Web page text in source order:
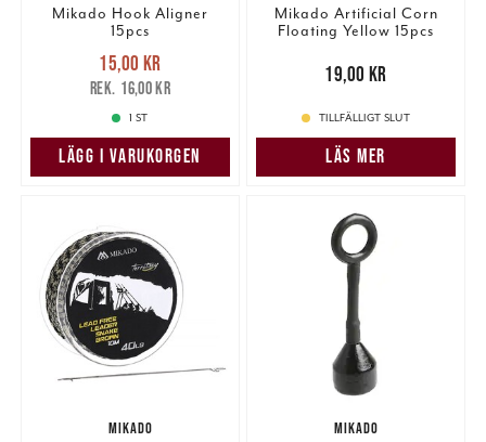
Mikado Hook Aligner
15pcs
Nuvarande pris
15,00 krTidigare pris
16,00 kr
15,00 kr
16,00 kr
1 ST
LÄGG I VARUKORGEN
Mikado Artificial Corn
Floating Yellow 15pcs
19,00 kr
19,00 kr
TILLFÄLLIGT SLUT
LÄS MER
MIKADO MIKADO